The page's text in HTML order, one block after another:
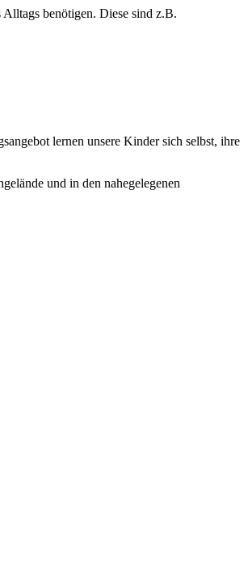
benötigen. Diese sind z.B.
lernen unsere Kinder sich selbst, ihre
und in den nahegelegenen